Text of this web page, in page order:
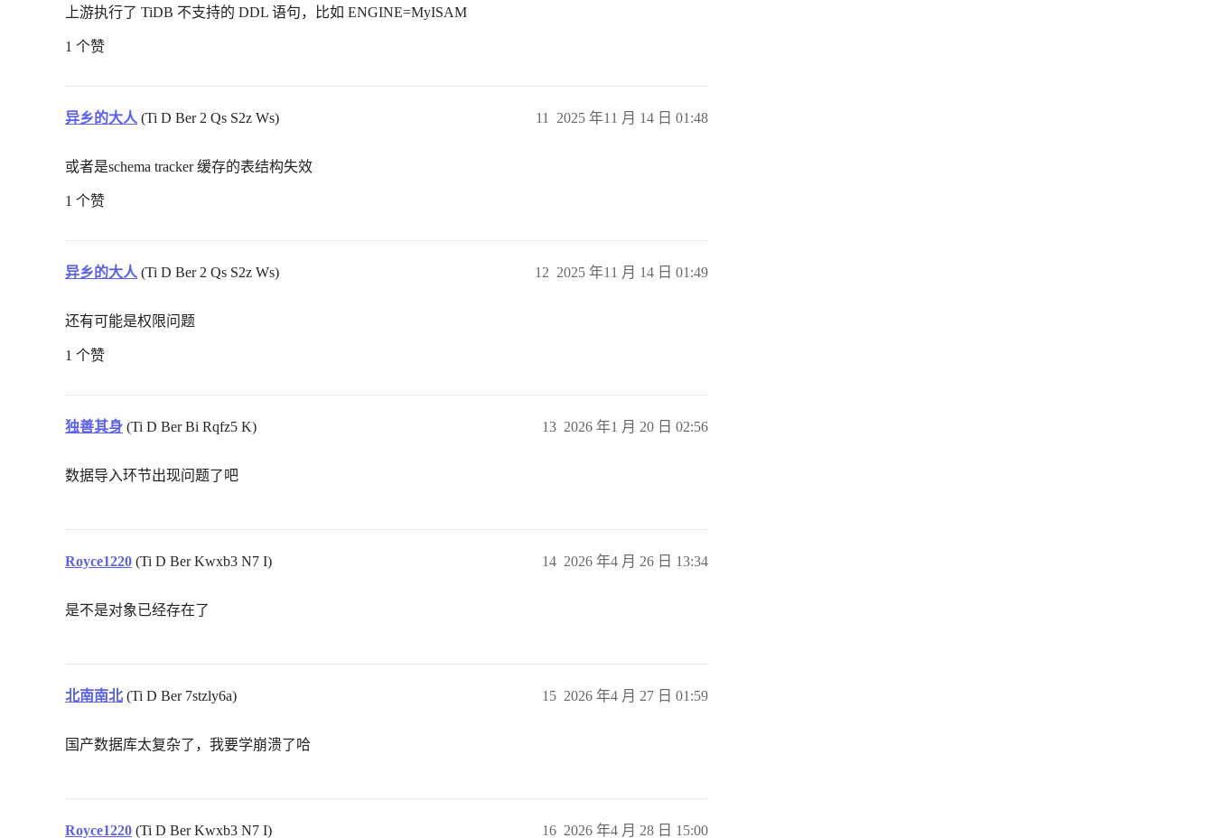
上游执行了 TiDB 不支持的 DDL 语句，比如 ENGINE=MyISAM
1 个赞
异乡的大人 (Ti D Ber 2 Qs S2z Ws) 2025 年11 月 14 日 01:48
11
或者是schema tracker 缓存的表结构失效
1 个赞
异乡的大人 (Ti D Ber 2 Qs S2z Ws) 2025 年11 月 14 日 01:49
12
还有可能是权限问题
1 个赞
独善其身 (Ti D Ber Bi Rqfz5 K) 2026 年1 月 20 日 02:56
13
数据导入环节出现问题了吧
Royce1220 (Ti D Ber Kwxb3 N7 I) 2026 年4 月 26 日 13:34
14
是不是对象已经存在了
北南南北(Ti D Ber 7stzly6a) 2026 年4 月 27 日 01:59
15
国产数据库太复杂了，我要学崩溃了哈
Royce1220 (Ti D Ber Kwxb3 N7 I) 2026 年4 月 28 日 15:00
16